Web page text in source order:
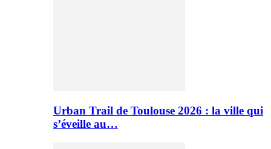
Urban Trail de Toulouse 2026 : la ville qui
s’éveille au…